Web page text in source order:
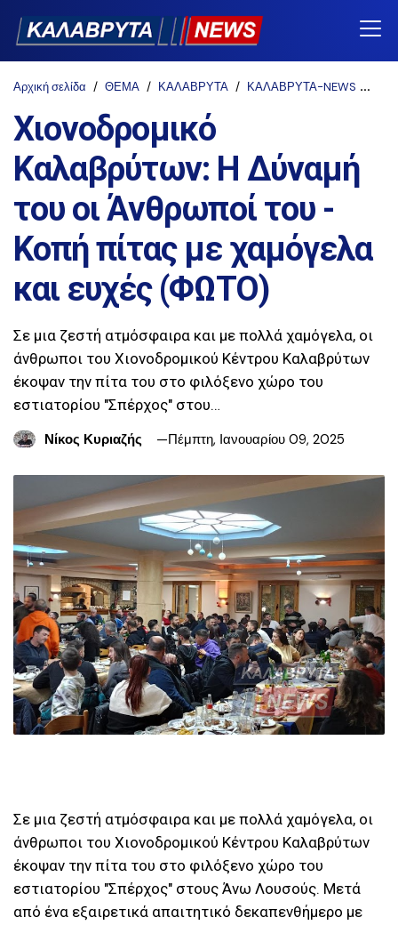
Αρχική σελίδα ΘΕΜΑ ΚΑΛΑΒΡΥΤΑ ΚΑΛΑΒΡΥΤΑ-NEWS
Χιονοδρομικό
Καλαβρύτων: Η Δύναμή
του οι Άνθρωποί του -
Κοπή πίτας με χαμόγελα
και ευχές (ΦΩΤΟ)
Σε μια ζεστή ατμόσφαιρα και με πολλά χαμόγελα, οι
άνθρωποι του Χιονοδρομικού Κέντρου Καλαβρύτων
έκοψαν την πίτα του στο φιλόξενο χώρο του
εστιατορίου "Σπέρχος" στου…
Νίκος Κυριαζής
Πέμπτη, Ιανουαρίου 09, 2025
Σε μια ζεστή ατμόσφαιρα και με πολλά χαμόγελα, οι
άνθρωποι του Χιονοδρομικού Κέντρου Καλαβρύτων
έκοψαν την πίτα του στο φιλόξενο χώρο του
εστιατορίου "Σπέρχος" στους Άνω Λουσούς. Μετά
από ένα εξαιρετικά απαιτητικό δεκαπενθήμερο με